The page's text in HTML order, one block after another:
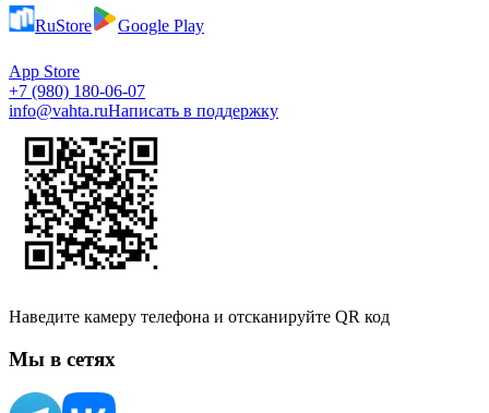
RuStore Google Play
App Store
+7 (980) 180-06-07
info@vahta.ruНаписать в поддержку
Наведите камеру телефона и отсканируйте QR код
Мы в сетях